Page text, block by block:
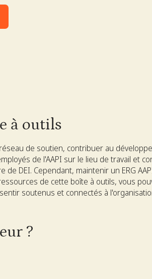
à outils
de soutien, contribuer au
de l'AAPI sur le lieu de travail et
DEI. Cependant, maintenir un ERG
de cette boîte à outils, vous
soutenus et connectés à
?